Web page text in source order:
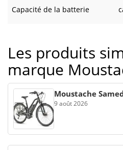
Capacité de la batterie
Les produits
marque
Moustache
9 août 2026